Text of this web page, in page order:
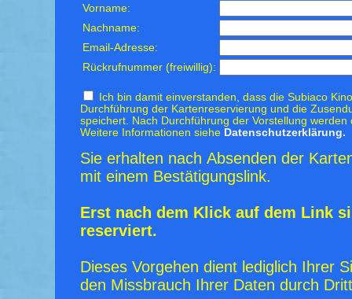
Vorname:
Nachname:
Email-Adresse:
Rückrufnummer (freiwillig):
Ich bin damit einverstanden, dass die Subiaco
Durchführung der Kartenreservierung und die
speichert. Nach Durchführung der Vorstellung
Weitere Informationen siehe Datenschutzerklärung.
Sie erhalten nach Absenden der
mit einem Bestätigungslink.
Erst nach dem Klick auf dem Link
reserviert.
Dieses Vorgehen dient lediglich Ihrer
den Missbrauch Ihrer Daten durch